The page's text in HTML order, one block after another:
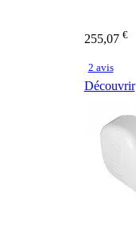
255,07 €
2 avis
Découvrir